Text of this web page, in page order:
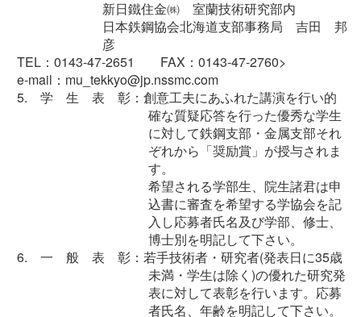
新日鐵住金㈱ 室蘭技術研究部内
日本鉄鋼協会北海道支部事務局 吉田 邦
彦
TEL：0143-47-2651 FAX：0143-47-2760>
e-mail：mu_tekkyo@jp.nssmc.com
5. 学 生 表 彰：創意工夫にあふれた講演を行い的
確な質疑応答を行った優秀な学生
に対して鉄鋼支部・金属支部それ
ぞれから「奨励賞」が授与されま
す。
希望される学部生、院生諸君は申
込書に審査を希望する学協会を記
入し応募者氏名及び学部、修士、
博士別を明記して下さい。
6. 一 般 表 彰：若手技術者・研究者(発表日に35歳
未満・学生は除く)の優れた研究発
表に対して表彰を行います。応募
者氏名、年齢を明記して下さい。